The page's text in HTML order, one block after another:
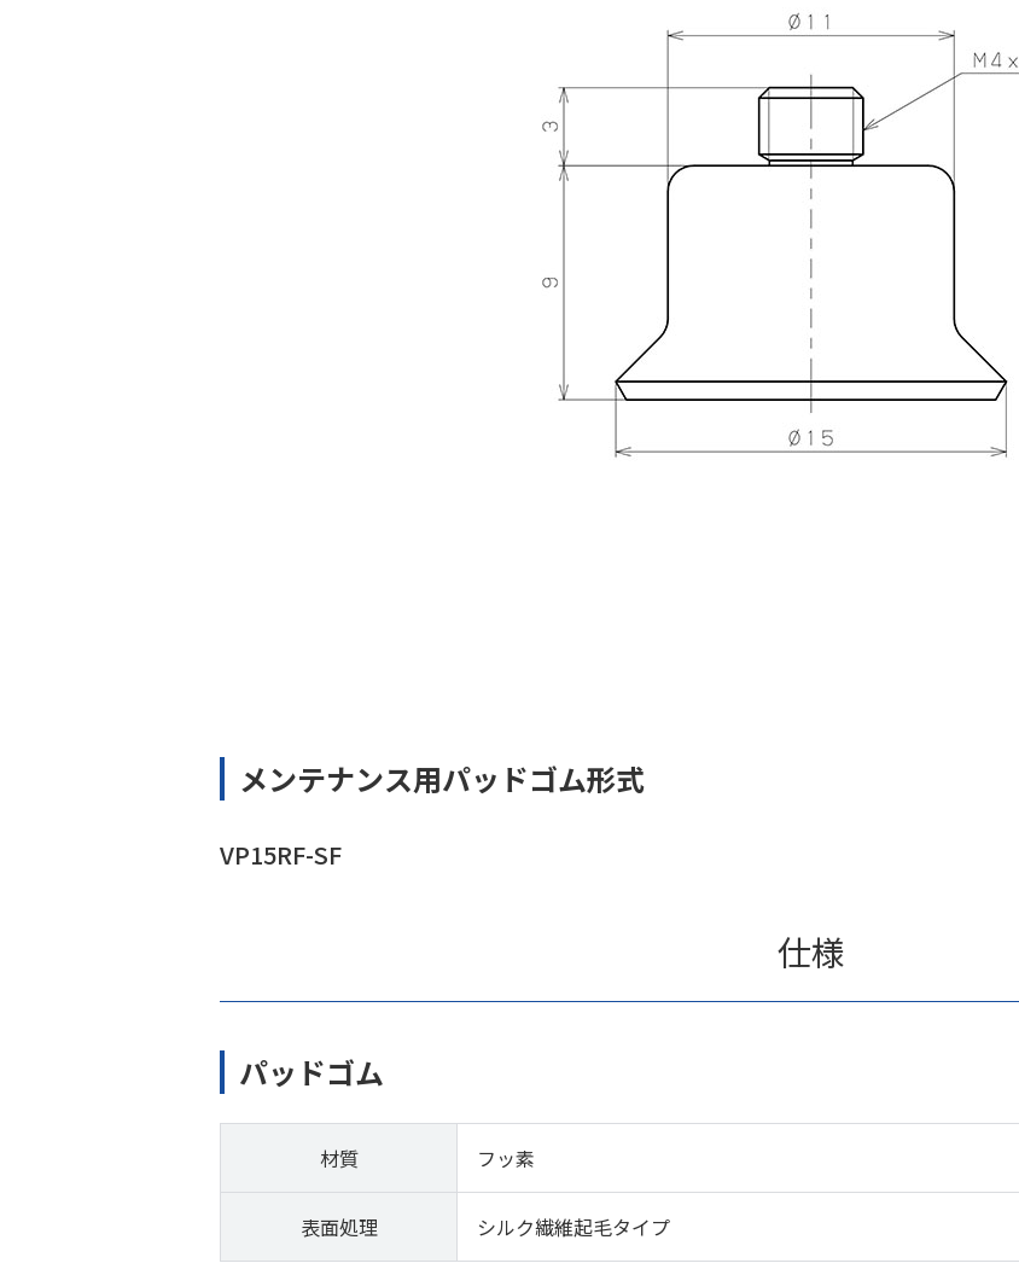
メンテナンス用パッドゴム形式
VP15RF-SF
仕様
パッドゴム
材質 フッ素
表面処理 シルク繊維起毛タイプ